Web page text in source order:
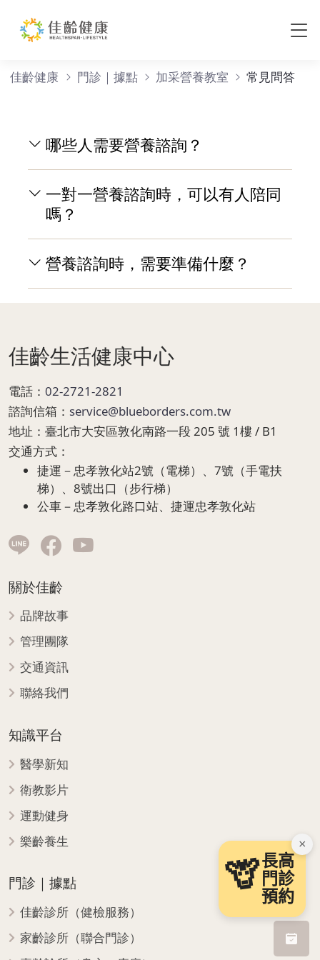
常見問答
佳齡健康 門診｜據點 加采營養教室 常見問答
哪些人需要營養諮詢？
一對一營養諮詢時，可以有人陪同
嗎？
營養諮詢時，需要準備什麼？
×
🦒長高
門診
預約
佳齡生活健康中心
電話： 02-2721-2821
諮詢信箱： service@blueborders.com.tw
地址： 臺北市大安區敦化南路一段 205 號 1樓 / B1
交通方式：
捷運－忠孝敦化站2號（電梯）、7號（手電扶
梯）、8號出口（步行梯）
公車－忠孝敦化路口站、捷運忠孝敦化站
關於佳齡
品牌故事
管理團隊
交通資訊
聯絡我們
知識平台
醫學新知
衛教影片
運動健身
樂齡養生
門診｜據點
佳齡診所（健檢服務）
家齡診所（聯合門診）